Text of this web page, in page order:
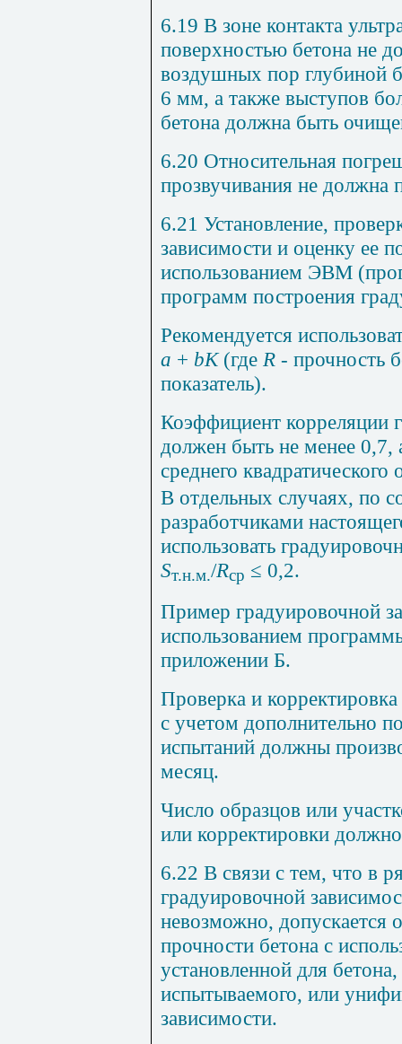
6.19 В зоне контакта
поверхностью бетона не
воздушных пор глубиной
6 мм, а также выступов
бетона должна быть
6.20 Относительная
прозвучивания не должна
6.21 Установление,
зависимости и оценку ее
использованием ЭВМ
программ построения
Рекомендуется
a + bK (гдe R - прочность
показатель).
Коэффициент корреляции
должен быть не менее 0,7,
среднего
В отдельных случаях, по
разработчиками
использовать
Sт.н.м./Rср ≤ 0,2.
Пример градуировочной
использованием
приложении Б.
Проверка и
с учетом дополнительно
испытаний должны
месяц.
Число образцов или
или корректировки
6.22 В связи с тем, что в
градуировочной
невозможно, допускается
прочности бетона с
установленной для
испытываемого, или
зависимости.